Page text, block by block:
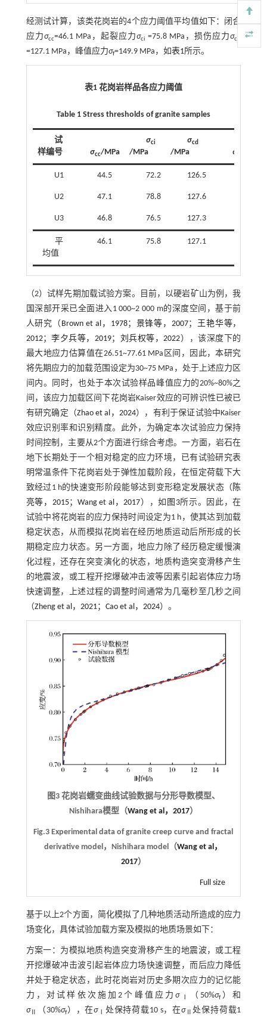
经测试计算，该类花岗岩的4个应力阈值平均值如下：闭合
应力σcc=46.1 MPa，起裂应力σci =75.8 MPa，损伤应力σcd
=127.1 MPa，峰值应力σf=149.9 MPa，如表1所示。
表1 花岗岩样品各应力阈值
Table 1 Stress thresholds of granite samples
试
样编号
σcc/MPa
σci
/MPa
σcd
/MPa σ
平
均值
46.1 75.8 127.1
U1 44.5 72.2 126.5
U2 47.1 78.8 127.6
U3 46.8 76.5 127.3
（2）试样先期加载试验方案。目前，以硬岩矿山为例，我
国深部开采已全面进入1 000~2 000 m的深度空间，基于前
人研究（ Brown et al，1978； 景锋等，2007； 王艳华等，
2012； 李夕兵等，2019； 刘兵权等，2022），该深度下的
最大地应力估算值在26.51~77.61 MPa区间，因此，本研究
将先期应力的加载范围设定为30~75 MPa，处于上述应力区
间内。同时，也处于本次试验样品峰值应力的20%~80%之
间，该应力加载区间下花岗岩Kaiser效应的可辨识性已被已
有研究确定（Zhao et al，2024），有利于保证试验中Kaiser
效应识别率和识别精度。此外，为确定本次试验应力保持
时间控制，主要从2个方面进行综合考虑。一方面，岩石在
地下长期处于一个相对稳定的应力环境，已有试验研究表
明常温条件下花岗岩处于弹性加载阶段，在恒定荷载下大
致经过1 h的快速变形阶段能够达到变形稳定发展状态（ 陈
亮等，2015； Wang et al，2017），如 图3所示。因此，在
试验中将花岗岩的应力保持时间设定为1 h，使其达到加载
稳定状态，从而模拟花岗岩在经历地质运动后所形成的长
期稳定应力状态。另一方面，地应力除了经历稳定缓慢演
化过程，还存在突变演化的状态，地质构造突变滑移产生
的地震波，或工程开挖爆破冲击波等因素引起岩体应力场
快速调整，上述过程的调整时间通常为几毫秒至几秒之间
（Zheng et al，2021； Cao et al，2024）。
图3 花岗岩蠕变曲线试验数据与分形导数模型、
Nishihara模型（Wang et al，2017）
Fig.3 Experimental data of granite creep curve and fractal
derivative model，Nishihara model（Wang et al，
2017）
Full size
基于以上2个方面，简化模拟了几种地质活动所造成的应力
场变化，具体试验加载方案及模拟的地质场景如下：
方案一：为模拟地质构造突变滑移产生的地震波，或工程
开挖爆破冲击波引起岩体应力场快速调整，而后应力降低
并处于稳定状态，此时花岗岩对历史多期次应力的记忆能
力，对试样依次施加2个峰值应力σ （50%σf）和
σⅡ （30%σf），在σ 处保持荷载10 s，在σⅡ处保持荷载1